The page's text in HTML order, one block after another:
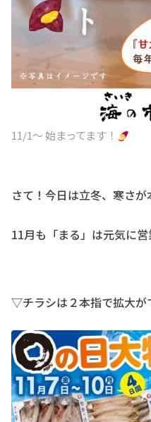
11/1〜 始まってます！
さて！今日は立冬、寒さ
11月も「まる」は元気に
▽チラシは２本指で拡大